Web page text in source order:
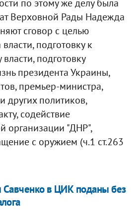
по этому же делу была
Верховной Рады Надежда
сговор с целью
подготовку к
подготовку
президента Украины,
премьер-министра,
других политиков,
содействие
организации "ДНР",
с оружием (ч.1 ст.263
в ЦИК поданы без